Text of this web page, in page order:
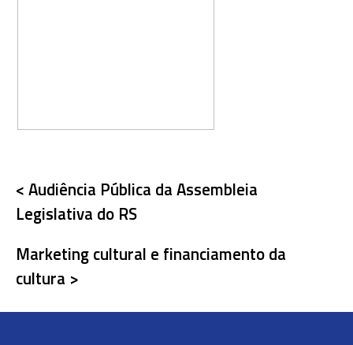
< Audiência Pública da Assembleia
Legislativa do RS
Marketing cultural e financiamento da
cultura >